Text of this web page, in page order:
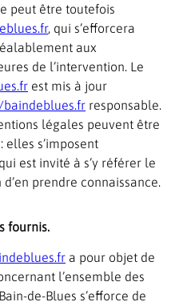
peut être toutefois
, qui s’efforcera
aux
de l’intervention. Le
est mis à jour
responsable.
légales peuvent être
s’imposent
est invité à s’y référer le
prendre connaissance.
fournis.
a pour objet de
l’ensemble des
de-Blues s’efforce de